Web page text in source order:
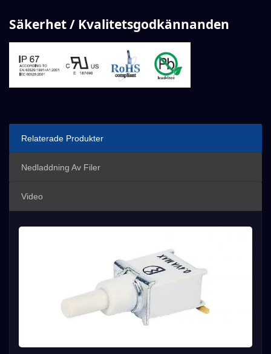
Säkerhet / Kvalitetsgodkännanden
Relaterade Produkter
Nedladdning Av Filer
Video